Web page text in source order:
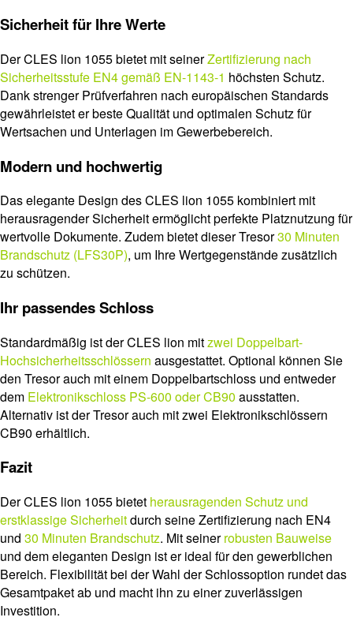
Sicherheit für Ihre Werte
Der CLES lion 1055 bietet mit seinerZertifizierung nach
Sicherheitsstufe EN4 gemäß EN-1143-1 höchsten Schutz.
Dank strenger Prüfverfahren nach europäischen Standards
gewährleistet er beste Qualität und optimalen Schutz für
Wertsachen und Unterlagen im Gewerbebereich.
Modern und hochwertig
Das elegante Design des CLES lion 1055 kombiniert mit
herausragender Sicherheit ermöglicht perfekte Platznutzung für
wertvolle Dokumente. Zudem bietet dieser Tresor30 Minuten
Brandschutz (LFS30P), um Ihre Wertgegenstände zusätzlich
zu schützen.
Ihr passendes Schloss
Standardmäßig ist der CLES lion mitzwei Doppelbart-
Hochsicherheitsschlössern ausgestattet. Optional können Sie
den Tresor auch mit einem Doppelbartschloss und entweder
dem Elektronikschloss PS-600 oder CB90 ausstatten.
Alternativ ist der Tresor auch mit zwei Elektronikschlössern
CB90 erhältlich.
Fazit
Der CLES lion 1055 bietet herausragenden Schutz und
erstklassige Sicherheitdurch seine Zertifizierung nach EN4
und 30 Minuten Brandschutz. Mit seinerrobusten Bauweise
und dem eleganten Design ist er ideal für den gewerblichen
Bereich. Flexibilität bei der Wahl der Schlossoption rundet das
Gesamtpaket ab und macht ihn zu einer zuverlässigen
Investition.